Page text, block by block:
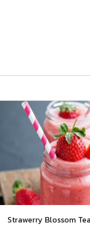
Strawerry Blossom Tea